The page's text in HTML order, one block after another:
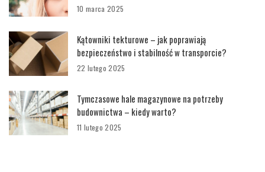
10 marca 2025
Kątowniki tekturowe – jak poprawiają
bezpieczeństwo i stabilność w transporcie?
22 lutego 2025
Tymczasowe hale magazynowe na potrzeby
budownictwa – kiedy warto?
11 lutego 2025